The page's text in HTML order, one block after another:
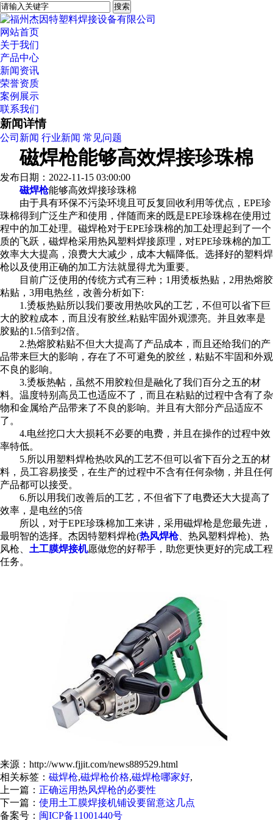
网站首页
关于我们
产品中心
新闻资讯
荣誉资质
案例展示
联系我们
新闻详情
公司新闻 行业新闻 常见问题
磁焊枪能够高效焊接珍珠棉
发布日期：2022-11-15 03:00:00
磁焊枪能够高效焊接珍珠棉
由于具有环保不污染环境且可反复回收利用等优点，EPE珍
珠棉得到广泛生产和使用，伴随而来的既是EPE珍珠棉在使用过
程中的加工处理。磁焊枪对于EPE珍珠棉的加工处理起到了一个
质的飞跃，磁焊枪采用热风塑料焊接原理，对EPE珍珠棉的加工
效率大大提高，浪费大大减少，成本大幅降低。选择好的塑料焊
枪以及使用正确的加工方法就显得尤为重要。
目前广泛使用的传统方式有三种；1用烫板热贴，2用热熔胶
粘贴，3用电热丝，改善分析如下:
1.烫板热贴所以我们要改用热吹风的工艺，不但可以省下巨
大的胶粒成本，而且没有胶丝,粘贴牢固外观漂亮。并且效率是
胶贴的1.5倍到2倍。
2.热熔胶粘贴不但大大提高了产品成本，而且还给我们的产
品带来巨大的影响，存在了不可避免的胶丝，粘贴不牢固和外观
不良的影响。
3.烫板热帖，虽然不用胶粒但是融化了我们百分之五的材
料。温度特别高员工也适应不了，而且在粘贴的过程中含有了杂
物和金属给产品带来了不良的影响。并且有大部分产品适应不
了。
4.电丝挖口大大损耗不必要的电费，并且在操作的过程中效
率特低。
5.所以用塑料焊枪热吹风的工艺不但可以省下百分之五的材
料，员工容易接受，在生产的过程中不含有任何杂物，并且任何
产品都可以接受。
6.所以用我们改善后的工艺，不但省下了电费还大大提高了
效率，是电丝的5倍
所以，对于EPE珍珠棉加工来讲，采用磁焊枪是您最先进，
最明智的选择。杰因特塑料焊枪(热风焊枪、热风塑料焊枪)、热
风枪、 土工膜焊接机愿做您的好帮手，助您更快更好的完成工程
任务。
来源：http://www.fjjit.com/news889529.html
相关标签： 磁焊枪,磁焊枪价格,磁焊枪哪家好,
上一篇： 正确运用热风焊枪的必要性
下一篇： 使用土工膜焊接机铺设要留意这几点
备案号： 闽ICP备11001440号